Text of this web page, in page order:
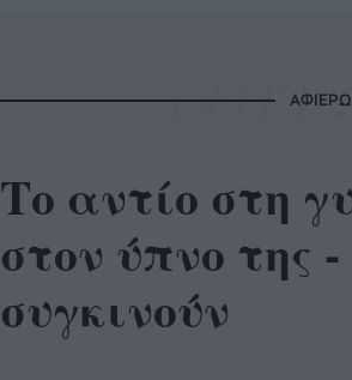
Το αντίο στη
στον ύπνο της
συγκινούν